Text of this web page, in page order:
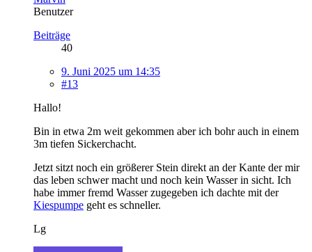
Benutzer
Beiträge
40
9. Juni 2025 um 14:35
#13
Hallo!
Bin in etwa 2m weit gekommen aber ich bohr auch in einem
3m tiefen Sickerchacht.
Jetzt sitzt noch ein größerer Stein direkt an der Kante der mir
das leben schwer macht und noch kein Wasser in sicht. Ich
habe immer fremd Wasser zugegeben ich dachte mit der
Kiespumpe geht es schneller.
Lg